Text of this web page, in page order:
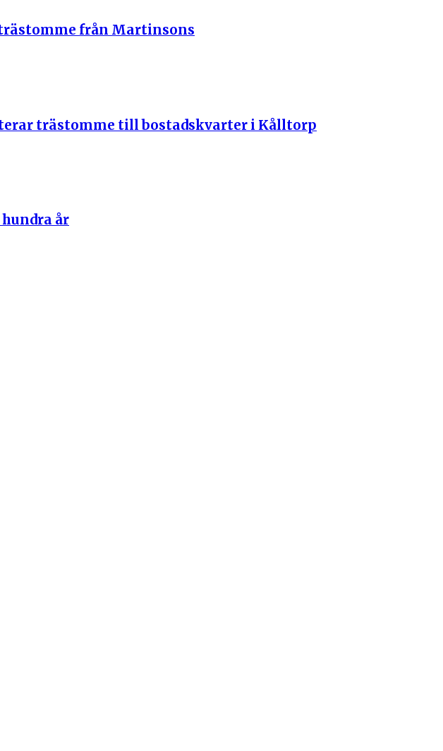
från Martinsons
trästomme till bostadskvarter i Kålltorp
år